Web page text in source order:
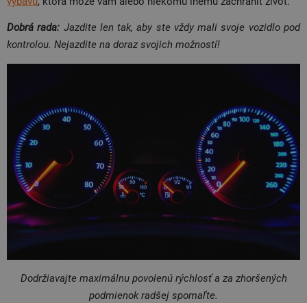
Dobrá rada: Jazdite len tak, aby ste vždy mali svoje vozidlo pod
kontrolou. Nejazdite na doraz svojich možností!
Dodržiavajte maximálnu povolenú rýchlosť a za zhoršených
podmienok radšej spomaľte.